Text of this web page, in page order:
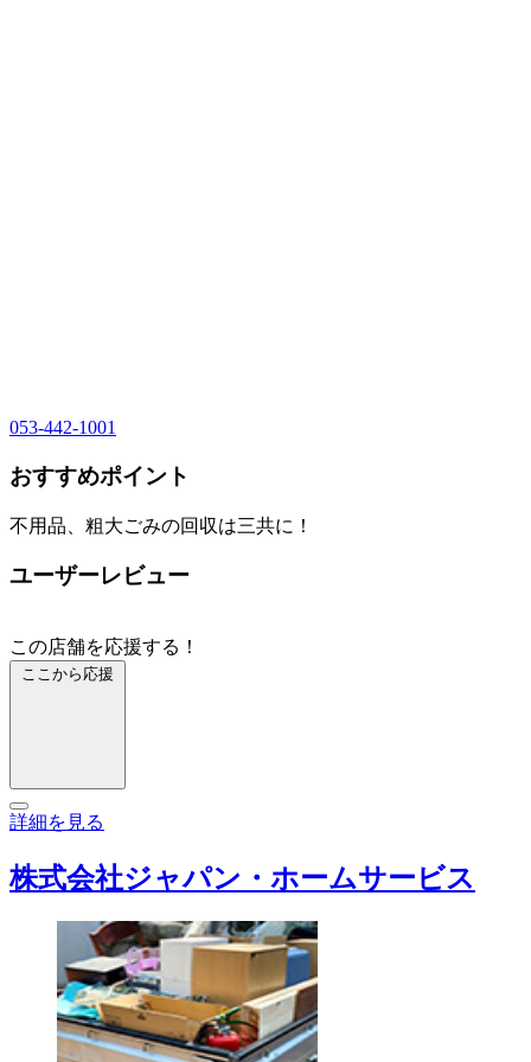
053-442-1001
おすすめポイント
不用品、粗大ごみの回収は三共に！
ユーザーレビュー
この店舗を応援する！
ここから応援
詳細を見る
株式会社ジャパン・ホームサービス